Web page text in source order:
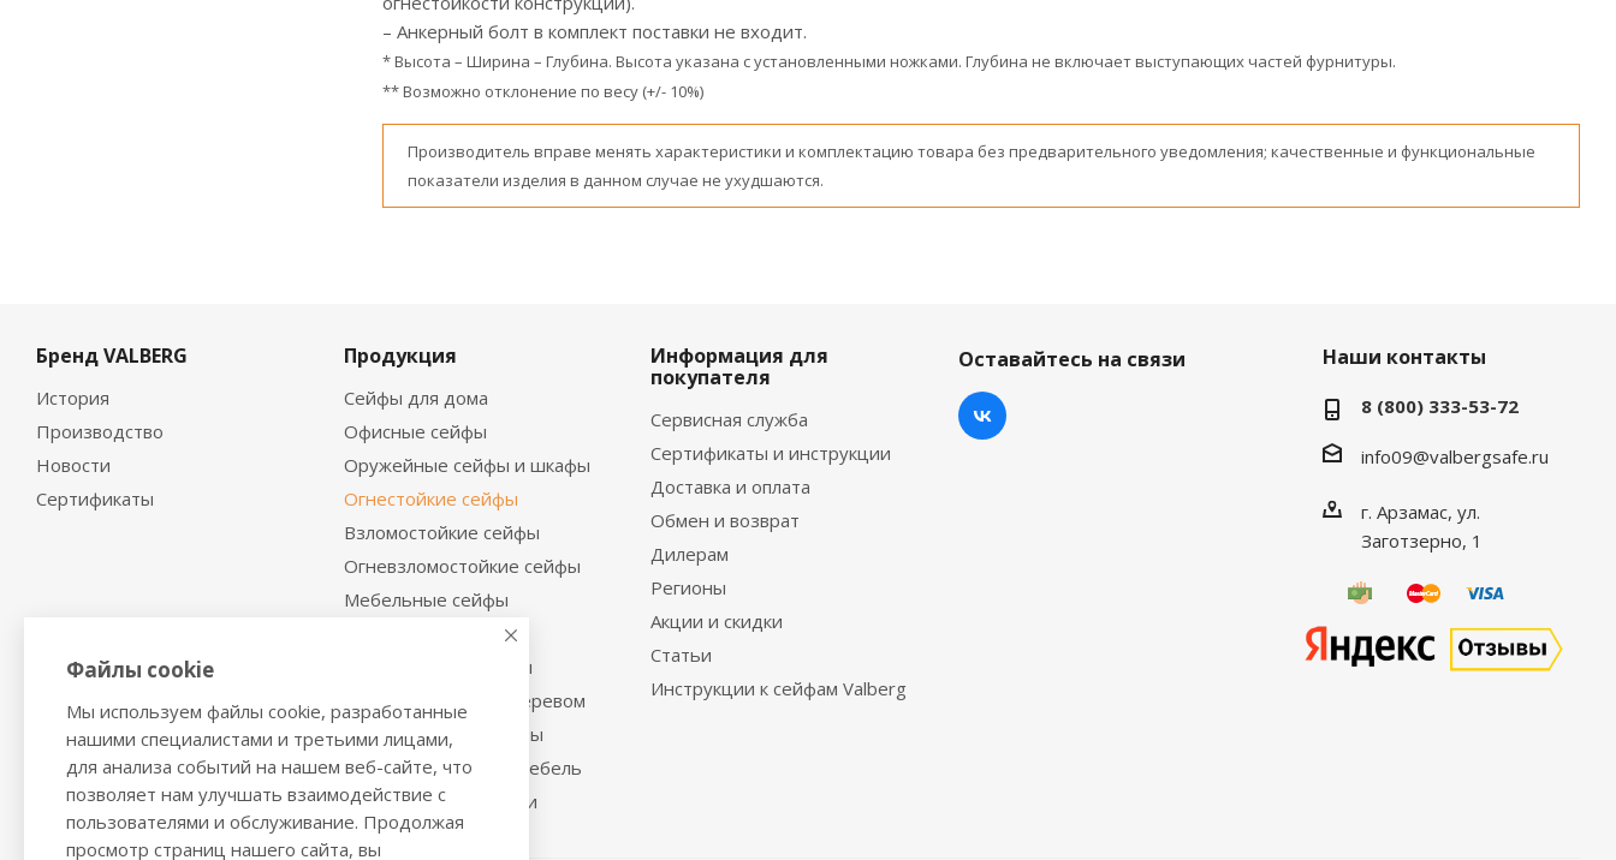
– Анкерный болт в комплект поставки не входит.
* Высота – Ширина – Глубина. Высота указана с установленными ножками. Глубина не включает выступающих частей фурнитуры.
** Возможно отклонение по весу (+/- 10%)
Производитель вправе менять характеристики и комплектацию товара без предварительного уведомления; качественные и функциональные
показатели изделия в данном случае не ухудшаются.
Бренд VALBERG
История
Производство
Новости
Сертификаты
Продукция
Сейфы для дома
Офисные сейфы
Оружейные сейфы и шкафы
Огнестойкие сейфы
Взломостойкие сейфы
Огневзломостойкие сейфы
Мебельные сейфы
Депозитные сейфы
Встраиваемые сейфы
Сейфы с отделкой деревом
Металлические шкафы
Производственная мебель
Металлические двери
Информация для
покупателя
Сервисная служба
Сертификаты и инструкции
Доставка и оплата
Обмен и возврат
Дилерам
Регионы
Акции и скидки
Статьи
Инструкции к сейфам Valberg
Оставайтесь на связи Наши контакты
8 (800) 333-53-72
info09@valbergsafe.ru
г. Арзамас, ул.
Заготзерно, 1
Файлы cookie
Мы используем файлы cookie, разработанные
нашими специалистами и третьими лицами,
для анализа событий на нашем веб-сайте, что
позволяет нам улучшать взаимодействие с
пользователями и обслуживание. Продолжая
просмотр страниц нашего сайта, вы